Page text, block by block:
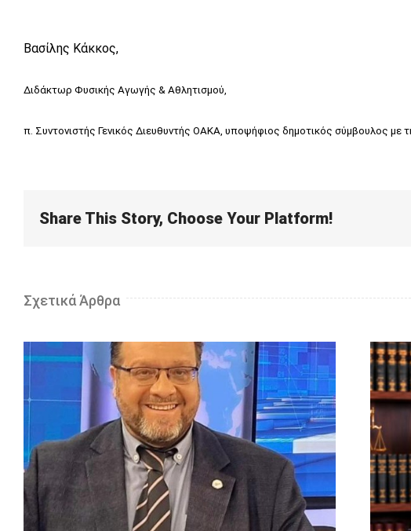
Βασίλης Κάκκος,
Διδάκτωρ Φυσικής Αγωγής & Αθλητισμού,
π. Συντονιστής Γενικός Διευθυντής ΟΑΚΑ, υποψήφιος δημοτικός σύμβουλος με
Share This Story, Choose Your Platform!
Σχετικά Άρθρα